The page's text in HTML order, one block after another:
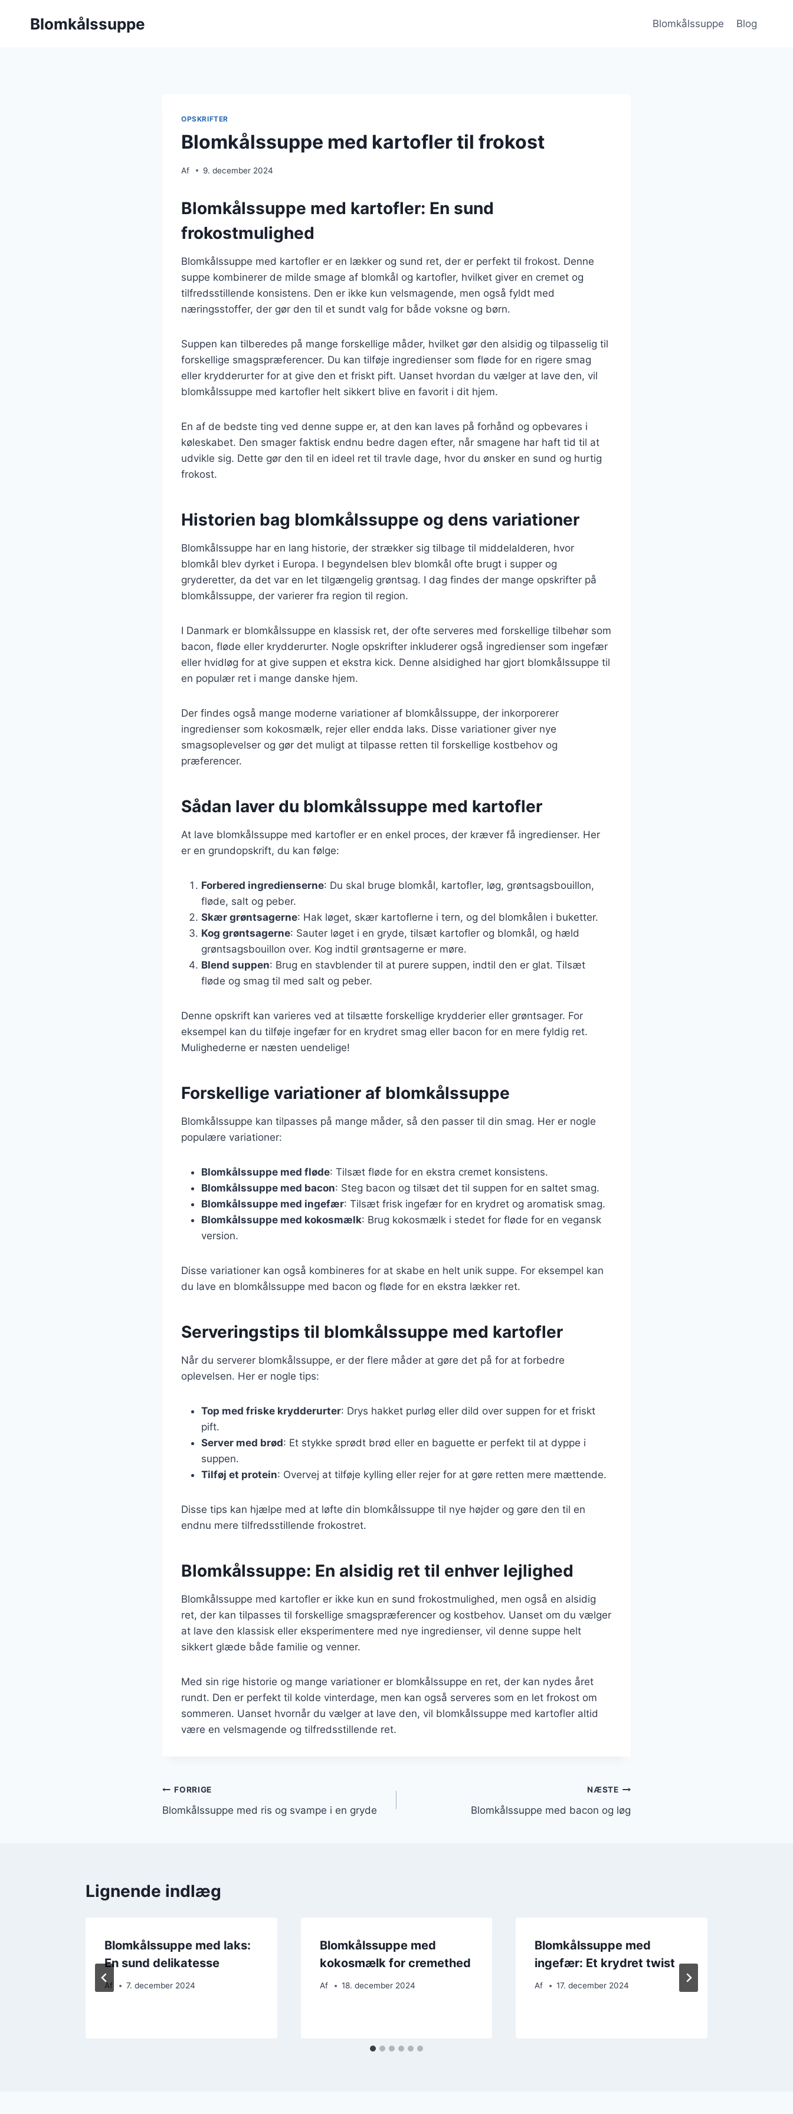
Blomkålssuppe Blomkålssuppe Blog
OPSKRIFTER
Blomkålssuppe med kartofler til frokost
Af 9. december 2024
Blomkålssuppe med kartofler: En sund
frokostmulighed
Blomkålssuppe med kartofler er en lækker og sund ret, der er perfekt til frokost. Denne
suppe kombinerer de milde smage af blomkål og kartofler, hvilket giver en cremet og
tilfredsstillende konsistens. Den er ikke kun velsmagende, men også fyldt med
næringsstoffer, der gør den til et sundt valg for både voksne og børn.
Suppen kan tilberedes på mange forskellige måder, hvilket gør den alsidig og tilpasselig til
forskellige smagspræferencer. Du kan tilføje ingredienser som fløde for en rigere smag
eller krydderurter for at give den et friskt pift. Uanset hvordan du vælger at lave den, vil
blomkålssuppe med kartofler helt sikkert blive en favorit i dit hjem.
En af de bedste ting ved denne suppe er, at den kan laves på forhånd og opbevares i
køleskabet. Den smager faktisk endnu bedre dagen efter, når smagene har haft tid til at
udvikle sig. Dette gør den til en ideel ret til travle dage, hvor du ønsker en sund og hurtig
frokost.
Historien bag blomkålssuppe og dens variationer
Blomkålssuppe har en lang historie, der strækker sig tilbage til middelalderen, hvor
blomkål blev dyrket i Europa. I begyndelsen blev blomkål ofte brugt i supper og
gryderetter, da det var en let tilgængelig grøntsag. I dag findes der mange opskrifter på
blomkålssuppe, der varierer fra region til region.
I Danmark er blomkålssuppe en klassisk ret, der ofte serveres med forskellige tilbehør som
bacon, fløde eller krydderurter. Nogle opskrifter inkluderer også ingredienser som ingefær
eller hvidløg for at give suppen et ekstra kick. Denne alsidighed har gjort blomkålssuppe til
en populær ret i mange danske hjem.
Der findes også mange moderne variationer af blomkålssuppe, der inkorporerer
ingredienser som kokosmælk, rejer eller endda laks. Disse variationer giver nye
smagsoplevelser og gør det muligt at tilpasse retten til forskellige kostbehov og
præferencer.
Sådan laver du blomkålssuppe med kartofler
At lave blomkålssuppe med kartofler er en enkel proces, der kræver få ingredienser. Her
er en grundopskrift, du kan følge:
Forbered ingredienserne: Du skal bruge blomkål, kartofler, løg, grøntsagsbouillon,
fløde, salt og peber.
Skær grøntsagerne: Hak løget, skær kartoflerne i tern, og del blomkålen i buketter.
Kog grøntsagerne: Sauter løget i en gryde, tilsæt kartofler og blomkål, og hæld
grøntsagsbouillon over. Kog indtil grøntsagerne er møre.
Blend suppen: Brug en stavblender til at purere suppen, indtil den er glat. Tilsæt
fløde og smag til med salt og peber.
Denne opskrift kan varieres ved at tilsætte forskellige krydderier eller grøntsager. For
eksempel kan du tilføje ingefær for en krydret smag eller bacon for en mere fyldig ret.
Mulighederne er næsten uendelige!
Forskellige variationer af blomkålssuppe
Blomkålssuppe kan tilpasses på mange måder, så den passer til din smag. Her er nogle
populære variationer:
Blomkålssuppe med fløde: Tilsæt fløde for en ekstra cremet konsistens.
Blomkålssuppe med bacon: Steg bacon og tilsæt det til suppen for en saltet smag.
Blomkålssuppe med ingefær: Tilsæt frisk ingefær for en krydret og aromatisk smag.
Blomkålssuppe med kokosmælk: Brug kokosmælk i stedet for fløde for en vegansk
version.
Disse variationer kan også kombineres for at skabe en helt unik suppe. For eksempel kan
du lave en blomkålssuppe med bacon og fløde for en ekstra lækker ret.
Serveringstips til blomkålssuppe med kartofler
Når du serverer blomkålssuppe, er der flere måder at gøre det på for at forbedre
oplevelsen. Her er nogle tips:
Top med friske krydderurter: Drys hakket purløg eller dild over suppen for et friskt
pift.
Server med brød: Et stykke sprødt brød eller en baguette er perfekt til at dyppe i
suppen.
Tilføj et protein: Overvej at tilføje kylling eller rejer for at gøre retten mere mættende.
Disse tips kan hjælpe med at løfte din blomkålssuppe til nye højder og gøre den til en
endnu mere tilfredsstillende frokostret.
Blomkålssuppe: En alsidig ret til enhver lejlighed
Blomkålssuppe med kartofler er ikke kun en sund frokostmulighed, men også en alsidig
ret, der kan tilpasses til forskellige smagspræferencer og kostbehov. Uanset om du vælger
at lave den klassisk eller eksperimentere med nye ingredienser, vil denne suppe helt
sikkert glæde både familie og venner.
Med sin rige historie og mange variationer er blomkålssuppe en ret, der kan nydes året
rundt. Den er perfekt til kolde vinterdage, men kan også serveres som en let frokost om
sommeren. Uanset hvornår du vælger at lave den, vil blomkålssuppe med kartofler altid
være en velsmagende og tilfredsstillende ret.
Indlægsnavigation
FORRIGE
Blomkålssuppe med ris og svampe i en gryde
NÆSTE
Blomkålssuppe med bacon og løg
Lignende indlæg
Blomkålssuppe med laks:
En sund delikatesse
Af 7. december 2024
Blomkålssuppe med
kokosmælk for cremethed
Af 18. december 2024
Blomkålssuppe med
ingefær: Et krydret twist
Af 17. december 2024